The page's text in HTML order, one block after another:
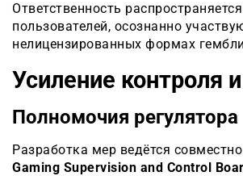
Ответственность
пользователей, осознанно
нелицензированных формах
Усиление контроля
Полномочия регулятора
Разработка мер ведётся
Gaming Supervision and Control